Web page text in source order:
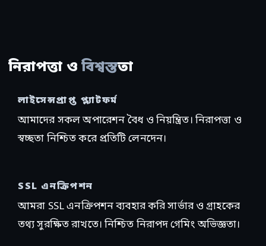
নিরাপত্তা ও বিশ্বস্ততা
লাইসেন্সপ্রাপ্ত প্ল্যাটফর্ম
আমাদের সকল অপারেশন বৈধ ও নিয়ন্ত্রিত। নিরাপত্তা ও
স্বচ্ছতা নিশ্চিত করে প্রতিটি লেনদেন।
SSL এনক্রিপশন
আমরা SSL এনক্রিপশন ব্যবহার করি সার্ভার ও গ্রাহকের
তথ্য সুরক্ষিত রাখতে। নিশ্চিত নিরাপদ গেমিং অভিজ্ঞতা।